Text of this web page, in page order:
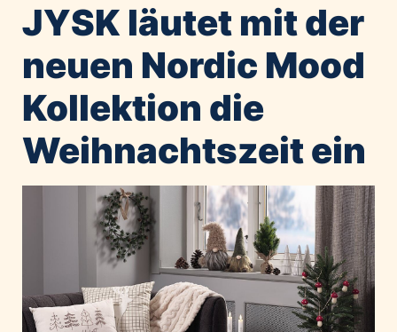
Amadeus Austrian Music Awards
Constantia Flexibles
Costa Kreuzfahrten
Emirates
Expo 2025 Osaka
Financial Times
GE HealthCare
Huawei Consumer Business Group
IT:U
JYSK läutet mit der
neuen Nordic Mood
Kollektion die
Weihnachtszeit ein